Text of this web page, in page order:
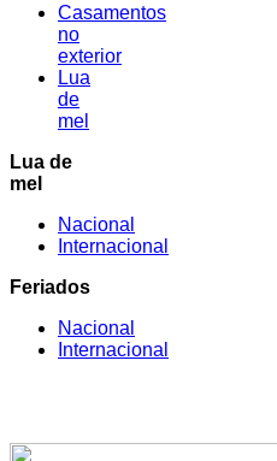
Casamentos
no
exterior
Lua
de
mel
Lua de
mel
Nacional
Internacional
Feriados
Nacional
Internacional